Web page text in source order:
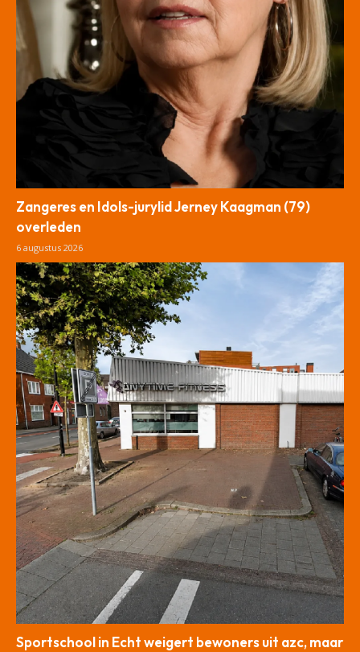
Zangeres en Idols-jurylid Jerney Kaagman (79)
overleden
6 augustus 2026
Sportschool in Echt weigert bewoners uit azc, maar